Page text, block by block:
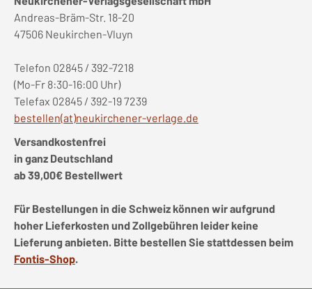
Andreas-Bräm-Str. 18-20
47506 Neukirchen-Vluyn
Telefon 02845 / 392-7218
(Mo-Fr 8:30-16:00 Uhr)
Telefax 02845 / 392-19 7239
bestellen(at)neukirchener-verlage.de
Versandkostenfrei
in ganz Deutschland
ab 39,00€ Bestellwert
Für Bestellungen in die Schweiz können wir aufgrund
hoher Lieferkosten und Zollgebühren leider keine
Lieferung anbieten. Bitte bestellen Sie stattdessen beim
Fontis-Shop.